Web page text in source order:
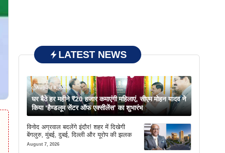
LATEST NEWS
August 8, 2026
घर बैठे हर महीने ₹20 हजार कमाएंगी महिलाएं, सीएम मोहन यादव ने
किया ‘हैण्डलूम सेंटर ऑफ एक्सीलेंस’ का शुभारंभ
विनोद अग्रवाल बदलेंगे इंदौर! शहर में दिखेगी
बेंगलुरु, मुंबई, दुबई, दिल्ली और यूरोप की झलक
August 7, 2026